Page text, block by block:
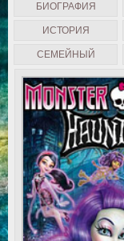
БИОГРАФИЯ
ИСТОРИЯ
СЕМЕЙНЫЙ